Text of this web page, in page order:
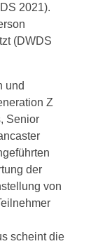
2021).
(DWDS
und
Z
Senior
der
von
scheint die